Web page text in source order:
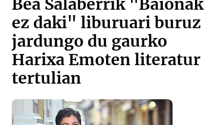
Bea Salaberrik "Baionak
ez daki" liburuari buruz
jardungo du gaurko
Harixa Emoten literatur
tertulian